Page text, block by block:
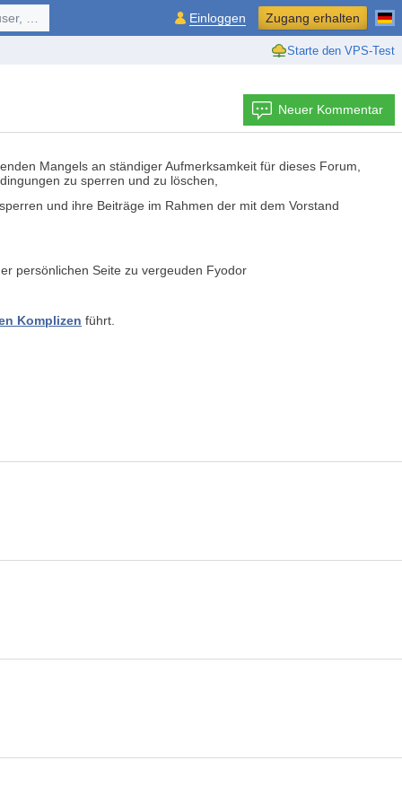
Starte den VPS-Test
... Einloggen Zugang erhalten
Neuer Kommentar
Mangels an ständiger Aufmerksamkeit für dieses Forum,
zu sperren und zu löschen,
und ihre Beiträge im Rahmen der mit dem Vorstand
persönlichen Seite zu vergeuden Fyodor
Komplizen führt.